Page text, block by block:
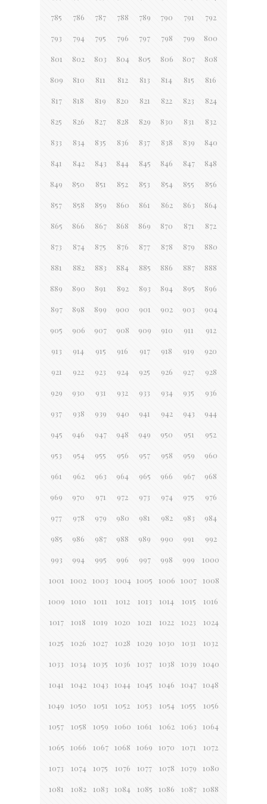
785 786 787 788 789 790 791 792
793 794 795 796 797 798 799 800
801 802 803 804 805 806 807 808
809 810 811 812 813 814 815 816
817 818 819 820 821 822 823 824
825 826 827 828 829 830 831 832
833 834 835 836 837 838 839 840
841 842 843 844 845 846 847 848
849 850 851 852 853 854 855 856
857 858 859 860 861 862 863 864
865 866 867 868 869 870 871 872
873 874 875 876 877 878 879 880
881 882 883 884 885 886 887 888
889 890 891 892 893 894 895 896
897 898 899 900 901 902 903 904
905 906 907 908 909 910 911 912
913 914 915 916 917 918 919 920
921 922 923 924 925 926 927 928
929 930 931 932 933 934 935 936
937 938 939 940 941 942 943 944
945 946 947 948 949 950 951 952
953 954 955 956 957 958 959 960
961 962 963 964 965 966 967 968
969 970 971 972 973 974 975 976
977 978 979 980 981 982 983 984
985 986 987 988 989 990 991 992
993 994 995 996 997 998 999 1000
1001 1002 1003 1004 1005 1006 1007 1008
1009 1010 1011 1012 1013 1014 1015 1016
1017 1018 1019 1020 1021 1022 1023 1024
1025 1026 1027 1028 1029 1030 1031 1032
1033 1034 1035 1036 1037 1038 1039 1040
1041 1042 1043 1044 1045 1046 1047 1048
1049 1050 1051 1052 1053 1054 1055 1056
1057 1058 1059 1060 1061 1062 1063 1064
1065 1066 1067 1068 1069 1070 1071 1072
1073 1074 1075 1076 1077 1078 1079 1080
1081 1082 1083 1084 1085 1086 1087 1088